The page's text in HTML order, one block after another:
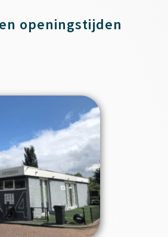
openingstijden